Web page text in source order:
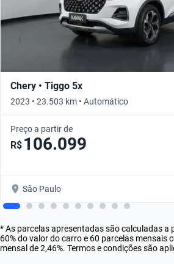
Chery • Tiggo 5x
2023 • 23.503 km • Automático
Preço a partir de
R$ 106.099
São Paulo
* As parcelas apresentadas são calculadas a
60% do valor do carro e 60 parcelas mensais
mensal de 2,46%. Termos e condições são